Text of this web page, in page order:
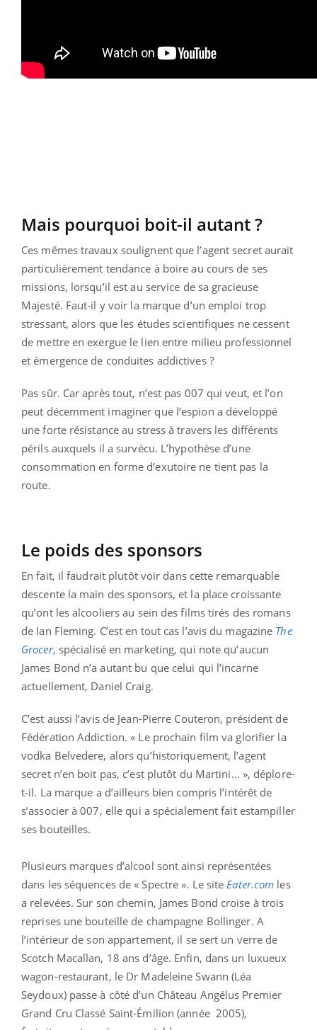
Mais pourquoi boit-il autant ?
Ces mêmes travaux soulignent que l’agent secret aurait
particulièrement tendance à boire au cours de ses
missions, lorsqu’il est au service de sa gracieuse
Majesté. Faut-il y voir la marque d’un emploi trop
stressant, alors que les études scientifiques ne cessent
de mettre en exergue le lien entre milieu professionnel
et émergence de conduites addictives ?
Pas sûr. Car après tout, n’est pas 007 qui veut, et l’on
peut décemment imaginer que l’espion a développé
une forte résistance au stress à travers les différents
périls auxquels il a survécu. L’hypothèse d’une
consommation en forme d’exutoire ne tient pas la
route.
Le poids des sponsors
En fait, il faudrait plutôt voir dans cette remarquable
descente la main des sponsors, et la place croissante
qu’ont les alcooliers au sein des films tirés des romans
de Ian Fleming. C’est en tout cas l’avis du magazine The
Grocer, spécialisé en marketing, qui note qu’aucun
James Bond n’a autant bu que celui qui l’incarne
actuellement, Daniel Craig.
C’est aussi l’avis de Jean-Pierre Couteron, président de
Fédération Addiction. « Le prochain film va glorifier la
vodka Belvedere, alors qu’historiquement, l’agent
secret n’en boit pas, c’est plutôt du Martini… », déplore-
t-il. La marque a d’ailleurs bien compris l’intérêt de
s’associer à 007, elle qui a spécialement fait estampiller
ses bouteilles.
Plusieurs marques d’alcool sont ainsi représentées
dans les séquences de « Spectre ». Le site Eater.com les
a relevées. Sur son chemin, James Bond croise à trois
reprises une bouteille de champagne Bollinger. A
l’intérieur de son appartement, il se sert un verre de
Scotch Macallan, 18 ans d’âge. Enfin, dans un luxueux
wagon-restaurant, le Dr Madeleine Swann (Léa
Seydoux) passe à côté d’un Château Angélus Premier
Grand Cru Classé Saint-Émilion (année 2005),